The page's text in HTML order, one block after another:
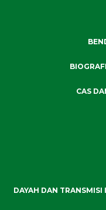
CAS
DAYAH DAN